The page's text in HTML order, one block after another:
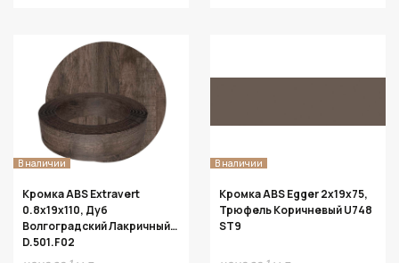
В наличии
Кромка ABS Extravert
0.8х19х110, Дуб
Волгоградский Лакричный
D.501.F02
В наличии
Кромка ABS Egger 2х19х75,
Трюфель Коричневый U748
ST9